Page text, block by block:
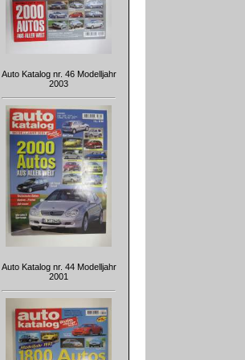
Auto Katalog nr. 46 Modelljahr
2003
Auto Katalog nr. 44 Modelljahr
2001